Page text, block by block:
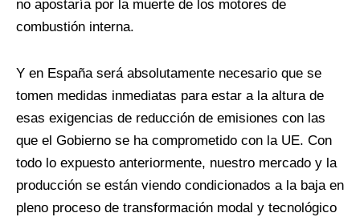
no apostaría por la muerte de los motores de
combustión interna.
Y en España será absolutamente necesario que se
tomen medidas inmediatas para estar a la altura de
esas exigencias de reducción de emisiones con las
que el Gobierno se ha comprometido con la UE. Con
todo lo expuesto anteriormente, nuestro mercado y la
producción se están viendo condicionados a la baja en
pleno proceso de transformación modal y tecnológico